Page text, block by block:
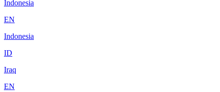
Indonesia
EN
Indonesia
ID
Iraq
EN